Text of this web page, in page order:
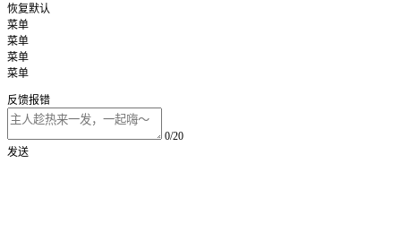
恢复默认
菜单
菜单
菜单
菜单
反馈报错
0/20
发送